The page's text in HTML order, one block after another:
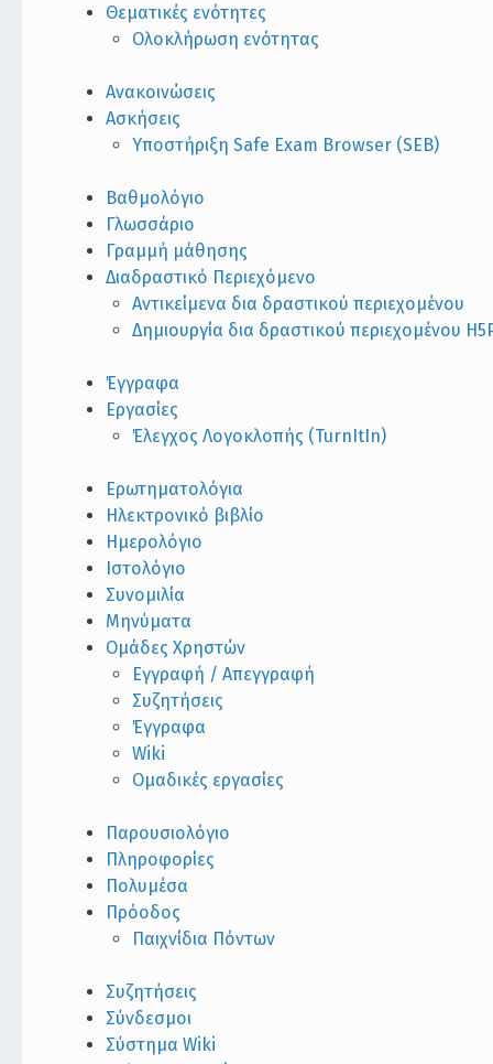
Θεματικές ενότητες
Ολοκλήρωση ενότητας
Ανακοινώσεις
Ασκήσεις
Υποστήριξη Safe Exam Browser (SEB)
Βαθμολόγιο
Γλωσσάριο
Γραμμή μάθησης
Διαδραστικό Περιεχόμενο
Αντικείμενα δια δραστικού περιεχομένου
Δημιουργία δια δραστικού περιεχομένου
Έγγραφα
Εργασίες
Έλεγχος Λογοκλοπής (TurnItIn)
Ερωτηματολόγια
Ηλεκτρονικό βιβλίο
Ημερολόγιο
Ιστολόγιο
Συνομιλία
Μηνύματα
Ομάδες Χρηστών
Εγγραφή / Απεγγραφή
Συζητήσεις
Έγγραφα
Wiki
Ομαδικές εργασίες
Παρουσιολόγιο
Πληροφορίες
Πολυμέσα
Πρόοδος
Παιχνίδια Πόντων
Συζητήσεις
Σύνδεσμοι
Σύστημα Wiki